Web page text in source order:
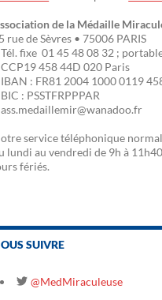
de la Médaille
rue de Sèvres • 75006 PARIS
fixe 01 45 48 08 32 ;
458 44D 020 Paris
: FR81 2004 1000 0119
: PSSTFRPPPAR
service téléphonique
lundi au vendredi de 9h à
fériés.
SUIVRE
@MedMiraculeuse